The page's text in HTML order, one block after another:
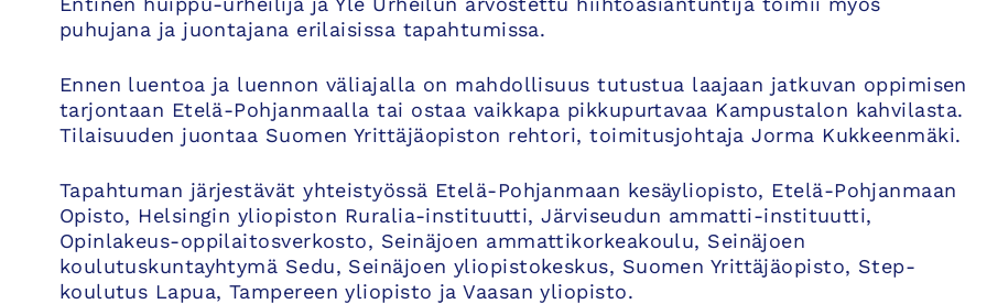
puhujana ja juontajana erilaisissa tapahtumissa.
Ennen luentoa ja luennon väliajalla on mahdollisuus tutustua laajaan jatkuvan oppimisen
tarjontaan Etelä-Pohjanmaalla tai ostaa vaikkapa pikkupurtavaa Kampustalon kahvilasta.
Tilaisuuden juontaa Suomen Yrittäjäopiston rehtori, toimitusjohtaja Jorma Kukkeenmäki.
Tapahtuman järjestävät yhteistyössä Etelä-Pohjanmaan kesäyliopisto, Etelä-Pohjanmaan
Opisto, Helsingin yliopiston Ruralia-instituutti, Järviseudun ammatti-instituutti,
Opinlakeus-oppilaitosverkosto, Seinäjoen ammattikorkeakoulu, Seinäjoen
koulutuskuntayhtymä Sedu, Seinäjoen yliopistokeskus, Suomen Yrittäjäopisto, Step-
koulutus Lapua, Tampereen yliopisto ja Vaasan yliopisto.